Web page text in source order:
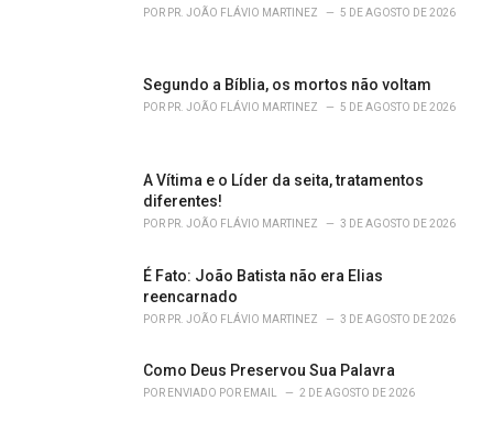
POR PR. JOÃO FLÁVIO MARTINEZ 5 DE AGOSTO DE 2026
Segundo a Bíblia, os mortos não voltam
POR PR. JOÃO FLÁVIO MARTINEZ 5 DE AGOSTO DE 2026
A Vítima e o Líder da seita, tratamentos
diferentes!
POR PR. JOÃO FLÁVIO MARTINEZ 3 DE AGOSTO DE 2026
É Fato: João Batista não era Elias
reencarnado
POR PR. JOÃO FLÁVIO MARTINEZ 3 DE AGOSTO DE 2026
Como Deus Preservou Sua Palavra
POR ENVIADO POR EMAIL 2 DE AGOSTO DE 2026